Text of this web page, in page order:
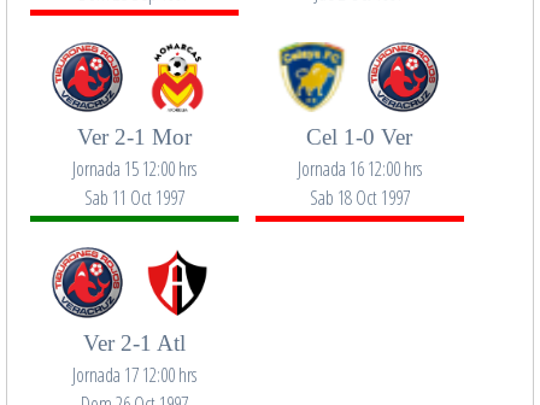
Ver 2-1 Mor
Jornada 15 12:00 hrs
Sab 11 Oct 1997
Cel 1-0 Ver
Jornada 16 12:00 hrs
Sab 18 Oct 1997
Ver 2-1 Atl
Jornada 17 12:00 hrs